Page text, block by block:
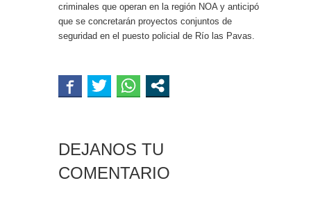
criminales que operan en la región NOA y anticipó
que se concretarán proyectos conjuntos de
seguridad en el puesto policial de Río las Pavas.
DEJANOS TU
COMENTARIO